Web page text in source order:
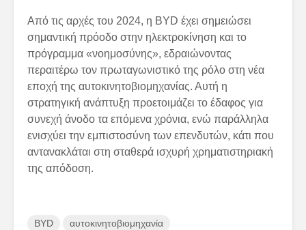
Από τις αρχές του 2024, η BYD έχει σημειώσει
σημαντική πρόοδο στην ηλεκτροκίνηση και το
πρόγραμμα «νοημοσύνης», εδραιώνοντας
περαιτέρω τον πρωταγωνιστικό της ρόλο στη νέα
εποχή της αυτοκινητοβιομηχανίας. Αυτή η
στρατηγική ανάπτυξη προετοιμάζει το έδαφος για
συνεχή άνοδο τα επόμενα χρόνια, ενώ παράλληλα
ενισχύει την εμπιστοσύνη των επενδυτών, κάτι που
αντανακλάται στη σταθερά ισχυρή χρηματιστηριακή
της απόδοση.
BYD αυτοκινητοβιομηχανία